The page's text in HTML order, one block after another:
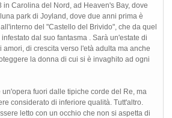
in Carolina del Nord, ad Heaven's Bay, dove
park di Joyland, dove due anni prima è
del "Castello del Brivido", che da quel
dal suo fantasma . Sarà un'estate di
di crescita verso l'età adulta ma anche
la donna di cui si è invaghito ad ogni
fuori dalle tipiche corde del Re, ma
considerato di inferiore qualità. Tutt'altro.
letto con un occhio che non si aspetta di